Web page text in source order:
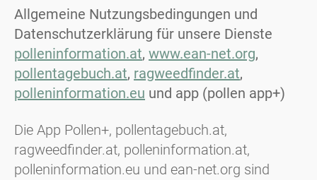
Allgemeine Nutzungsbedingungen und
Datenschutzerklärung für unsere Dienste
polleninformation.at, www.ean-net.org,
pollentagebuch.at, ragweedfinder.at,
polleninformation.eu und app (pollen app+)
Die App Pollen+, pollentagebuch.at,
ragweedfinder.at, polleninformation.at,
polleninformation.eu und ean-net.org sind